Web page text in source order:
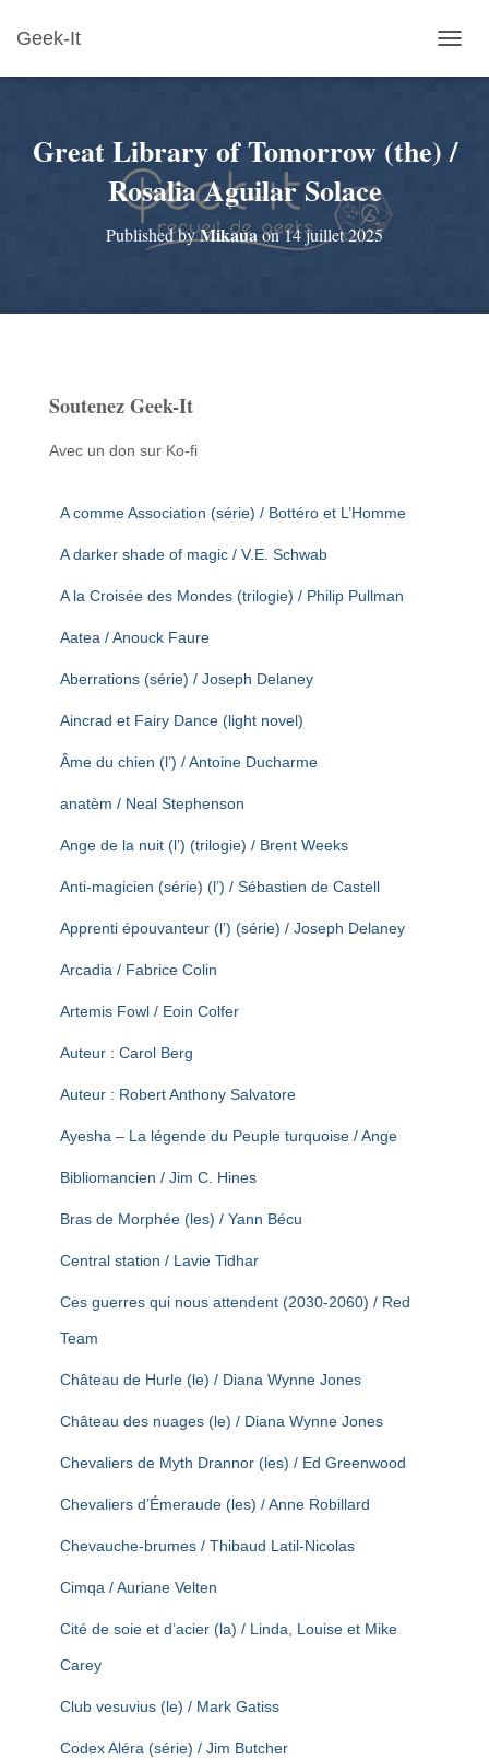
Geek-It
U
R
Great Library of Tomorrow (the) /
Rosalia Aguilar Solace
Published byMikauaon14 juillet 2025
Soutenez Geek-It
Avec un don sur Ko-fi
A comme Association (série) / Bottéro et L’Homme
A darker shade of magic / V.E. Schwab
A la Croisée des Mondes (trilogie) / Philip Pullman
Aatea / Anouck Faure
Aberrations (série) / Joseph Delaney
Aincrad et Fairy Dance (light novel)
Âme du chien (l’) / Antoine Ducharme
anatèm / Neal Stephenson
Ange de la nuit (l’) (trilogie) / Brent Weeks
Anti-magicien (série) (l’) / Sébastien de Castell
Apprenti épouvanteur (l’) (série) / Joseph Delaney
Arcadia / Fabrice Colin
Artemis Fowl / Eoin Colfer
Auteur : Carol Berg
Auteur : Robert Anthony Salvatore
Ayesha – La légende du Peuple turquoise / Ange
Bibliomancien / Jim C. Hines
Bras de Morphée (les) / Yann Bécu
Central station / Lavie Tidhar
Ces guerres qui nous attendent (2030-2060) / Red
Team
Château de Hurle (le) / Diana Wynne Jones
Château des nuages (le) / Diana Wynne Jones
Chevaliers de Myth Drannor (les) / Ed Greenwood
Chevaliers d’Émeraude (les) / Anne Robillard
Chevauche-brumes / Thibaud Latil-Nicolas
Cimqa / Auriane Velten
Cité de soie et d’acier (la) / Linda, Louise et Mike
Carey
Club vesuvius (le) / Mark Gatiss
Codex Aléra (série) / Jim Butcher